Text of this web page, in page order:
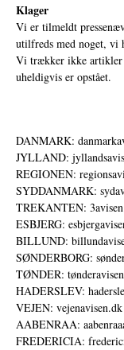
Klager
Vi er tilmeldt
utilfreds med noget, vi
Vi trækker ikke artikler
uheldigvis er opstået.
DANMARK:
JYLLAND:
REGIONEN:
SYDDANMARK:
TREKANTEN:
ESBJERG:
BILLUND:
SØNDERBORG:
TØNDER:
HADERSLEV:
VEJEN: vejenavisen.dk
AABENRAA:
FREDERICIA: